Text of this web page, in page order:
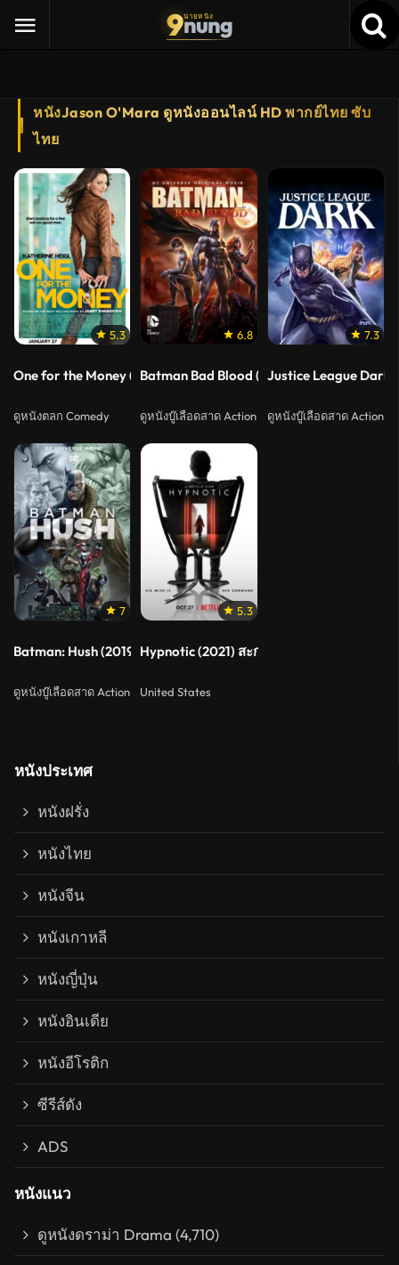
9นายหนัง
nung
หนังJason O'Mara ดูหนังออนไลน์ HD พากย์ไทย ซับ
ไทย
5.3
One for the Money (2012) สาวเริ่ดล่าแรด
ดูหนังตลก Comedy
6.8
Batman Bad Blood (2016) แบทแมน สายเลื
ดูหนังบู๊เลือดสาด Action
7.3
Justice League Dark
ดูหนังบู๊เลือดสาด Action
7
Batman: Hush (2019)
ดูหนังบู๊เลือดสาด Action
5.3
Hypnotic (2021) สะกดตาย
United States
หนังประเทศ
หนังฝรั่ง
หนังไทย
หนังจีน
หนังเกาหลี
หนังญี่ปุ่น
หนังอินเดีย
หนังอีโรติก
ซีรีส์ดัง
ADS
หนังแนว
ดูหนังดราม่า Drama (4,710)